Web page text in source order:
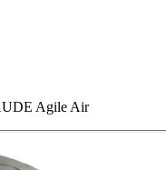
Agile Air